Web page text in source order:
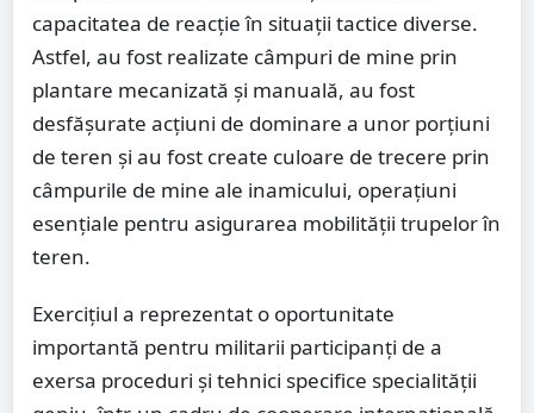
capacitatea de reacție în situații tactice diverse.
Astfel, au fost realizate câmpuri de mine prin
plantare mecanizată și manuală, au fost
desfășurate acțiuni de dominare a unor porțiuni
de teren și au fost create culoare de trecere prin
câmpurile de mine ale inamicului, operațiuni
esențiale pentru asigurarea mobilității trupelor în
teren.
Exercițiul a reprezentat o oportunitate
importantă pentru militarii participanți de a
exersa proceduri și tehnici specifice specialității